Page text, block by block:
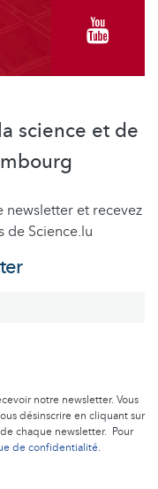
science et de
et recevez
de Science.lu
notre newsletter. Vous
désinscrire en cliquant sur
chaque newsletter. Pour
de confidentialité.